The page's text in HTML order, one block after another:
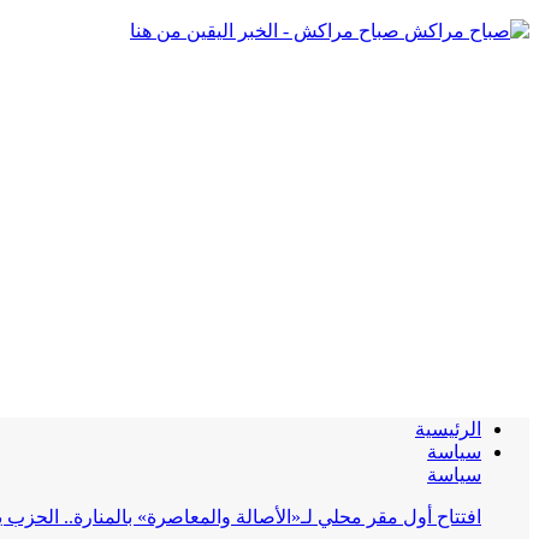
صباح مراكش - الخبر اليقين من هنا
الرئيسية
سياسة
سياسة
افتتاح أول مقر محلي لـ«الأصالة والمعاصرة» بالمنارة..